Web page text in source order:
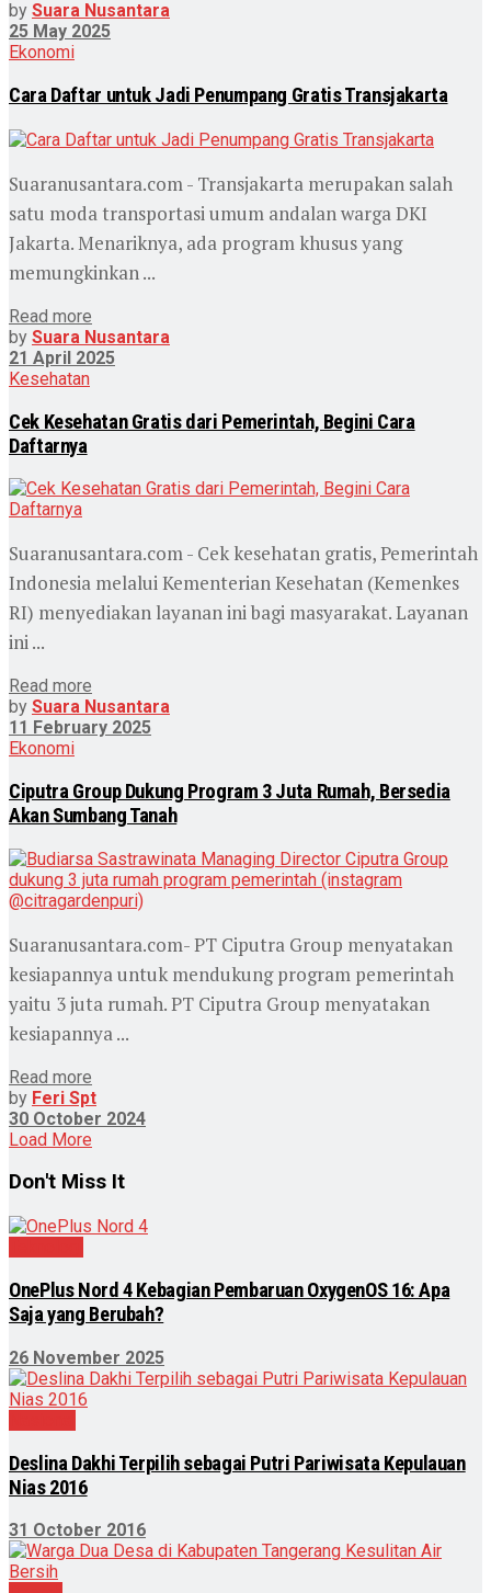
by Suara Nusantara
25 May 2025
Ekonomi
Cara Daftar untuk Jadi Penumpang Gratis Transjakarta
Suaranusantara.com - Transjakarta merupakan salah
satu moda transportasi umum andalan warga DKI
Jakarta. Menariknya, ada program khusus yang
memungkinkan ...
Read more
by Suara Nusantara
21 April 2025
Kesehatan
Cek Kesehatan Gratis dari Pemerintah, Begini Cara
Daftarnya
Suaranusantara.com - Cek kesehatan gratis, Pemerintah
Indonesia melalui Kementerian Kesehatan (Kemenkes
RI) menyediakan layanan ini bagi masyarakat. Layanan
ini ...
Read more
by Suara Nusantara
11 February 2025
Ekonomi
Ciputra Group Dukung Program 3 Juta Rumah, Bersedia
Akan Sumbang Tanah
Suaranusantara.com- PT Ciputra Group menyatakan
kesiapannya untuk mendukung program pemerintah
yaitu 3 juta rumah. PT Ciputra Group menyatakan
kesiapannya ...
Read more
by Feri Spt
30 October 2024
Load More
Don't Miss It
OnePlus Nord 4 Kebagian Pembaruan OxygenOS 16: Apa
Saja yang Berubah?
26 November 2025
Deslina Dakhi Terpilih sebagai Putri Pariwisata Kepulauan
Nias 2016
31 October 2016